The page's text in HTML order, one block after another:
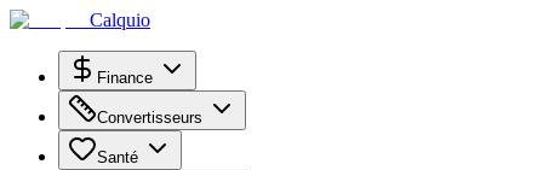
Calquio
Finance
Convertisseurs
Santé